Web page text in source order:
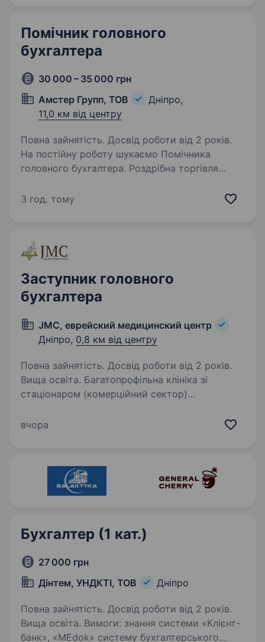
Помічник головного
бухгалтера
30 000 – 35 000 грн
Амстер Групп, ТОВ
Дніпро,
11,0 км від центру
Повна зайнятість. Досвід роботи від 2 років.
На постійну роботу шукаємо Помічника
головного бухгалтера. Роздрібна торгівля
Умови праці: З/п 30000 — 35000 грн
3 год. тому
Заступник головного
бухгалтера
JMC, еврейский медицинский центр
Дніпро, 0,8 км від центру
Повна зайнятість. Досвід роботи від 2 років.
Вища освіта. Багатопрофільна клініка зі
стаціонаром (комерційний сектор)
Дніпро. Запрошуємо до нашої команди
вчора
Бухгалтер (1 кат.)
27 000 грн
Дінтем, УНДКТІ, ТОВ
Дніпро
Повна зайнятість. Досвід роботи від 2 років.
Вища освіта. Вимоги: знання системи «Клієнт-
банк», «МЕdok» систему бухгалтерського